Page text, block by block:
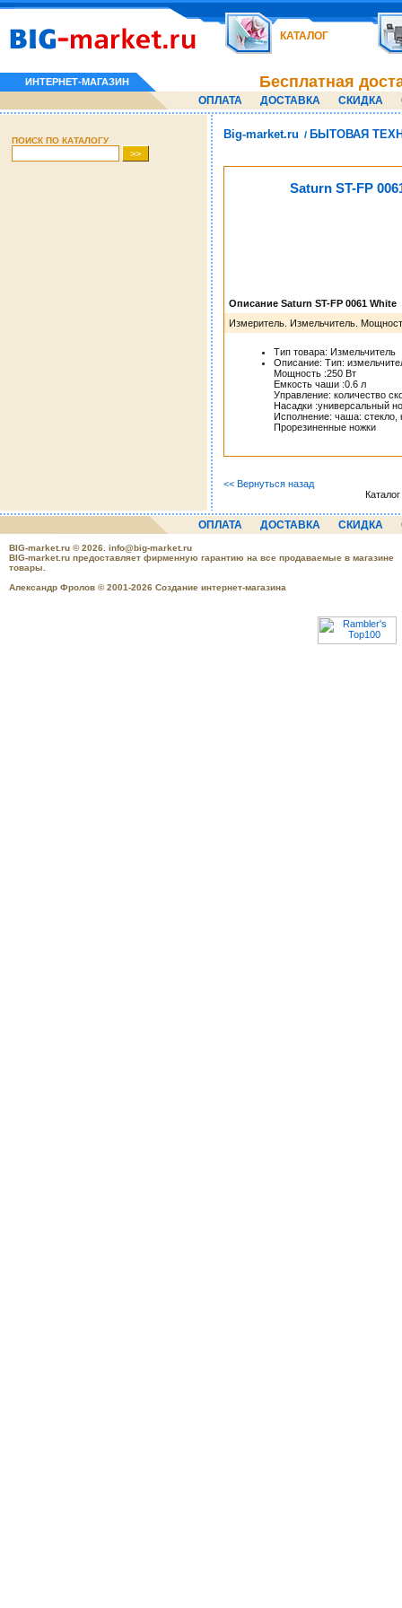
КАТАЛОГ
ИНТЕРНЕТ-МАГАЗИН Бесплатная
ОПЛАТА ДОСТАВКА СКИДКА
ПОИСК ПО КАТАЛОГУ Big-market.ru / БЫТОВАЯ
Saturn ST-FP
Описание Saturn ST-FP 0061 White
Измеритель. Измельчитель.
Тип товара: Измельчитель
Описание: Тип:
Мощность :250 Вт
Емкость чаши :0.6 л
Управление: количество
Насадки :универсальный
Исполнение: чаша: стекло,
Прорезиненные ножки
<< Вернуться назад
ОПЛАТА ДОСТАВКА СКИДКА
BIG-market.ru © 2026. info@big-market.ru
BIG-market.ru предоставляет фирменную гарантию на все продаваемые в магазине
товары.
Александр Фролов © 2001-2026 Создание интернет-магазина